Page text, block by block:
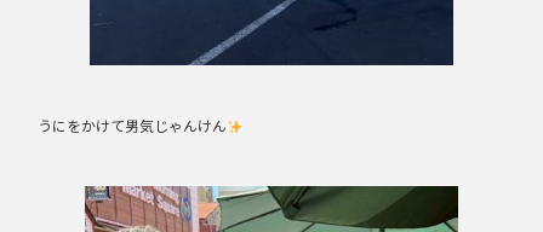
うにをかけて男気じゃんけん